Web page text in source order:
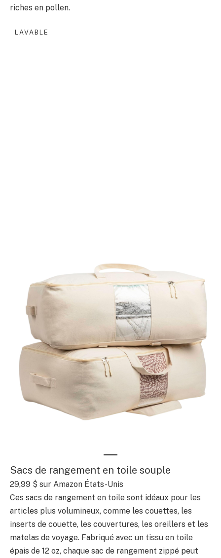
riches en pollen.
LAVABLE
Sacs de rangement en toile souple
29,99 $ sur Amazon États-Unis
Ces sacs de rangement en toile sont idéaux pour les
articles plus volumineux, comme les couettes, les
inserts de couette, les couvertures, les oreillers et les
matelas de voyage. Fabriqué avec un tissu en toile
épais de 12 oz, chaque sac de rangement zippé peut